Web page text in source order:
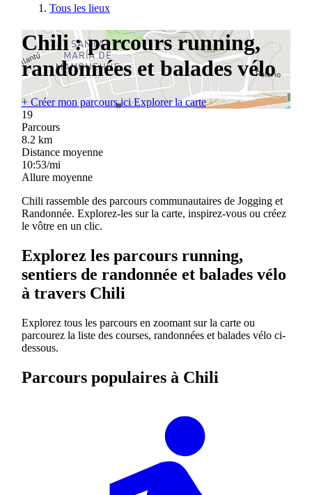
Tous les lieux
Chili : parcours running,
randonnées et balades vélo
+Créer mon parcours iciExplorer la carte
19
Parcours
8.2 km
Distance moyenne
10:53/mi
Allure moyenne
Chili rassemble des parcours communautaires de Jogging et
Randonnée. Explorez-les sur la carte, inspirez-vous ou créez
le vôtre en un clic.
Explorez les parcours running,
sentiers de randonnée et balades vélo
à travers Chili
Explorez tous les parcours en zoomant sur la carte ou
parcourez la liste des courses, randonnées et balades vélo ci-
dessous.
Parcours populaires à Chili